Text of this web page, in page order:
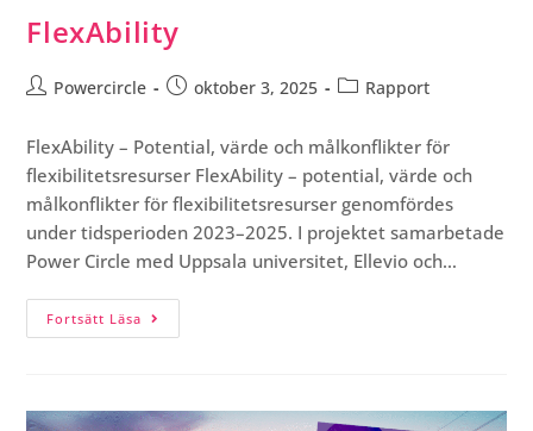
FlexAbility
Powercircle oktober 3, 2025 Rapport
FlexAbility – Potential, värde och målkonflikter för
flexibilitetsresurser FlexAbility – potential, värde och
målkonflikter för flexibilitetsresurser genomfördes
under tidsperioden 2023–2025. I projektet samarbetade
Power Circle med Uppsala universitet, Ellevio och…
Fortsätt Läsa